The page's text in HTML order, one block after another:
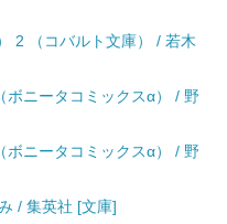
2 （コバルト文庫） / 若木
ニータコミックスα） / 野
ニータコミックスα） / 野
/ 集英社 [文庫]